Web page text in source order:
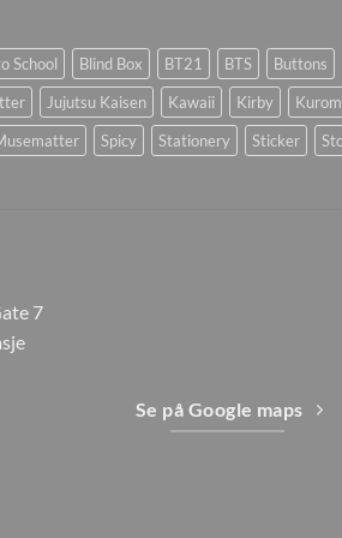
School Blind Box BT21 BTS
Buttons
Jujutsu Kaisen Kawaii Kirby
Spicy Stationery Sticker
7
Se på Google maps